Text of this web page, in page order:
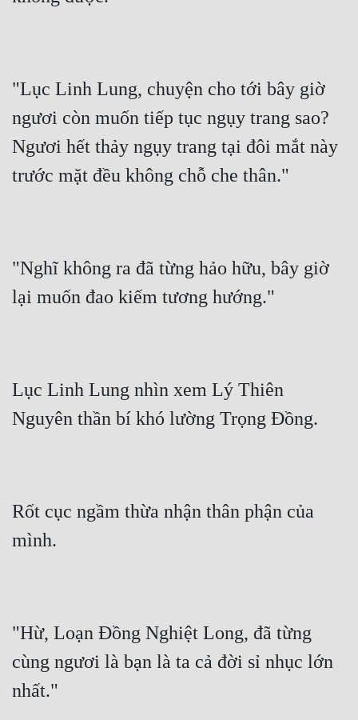
"Lục Linh Lung, chuyện cho tới bây giờ
ngươi còn muốn tiếp tục ngụy trang sao?
Ngươi hết thảy ngụy trang tại đôi mắt này
trước mặt đều không chỗ che thân."
"Nghĩ không ra đã từng hảo hữu, bây giờ
lại muốn đao kiếm tương hướng."
Lục Linh Lung nhìn xem Lý Thiên
Nguyên thần bí khó lường Trọng Đồng.
Rốt cục ngầm thừa nhận thân phận của
mình.
"Hừ, Loạn Đồng Nghiệt Long, đã từng
cùng ngươi là bạn là ta cả đời sỉ nhục lớn
nhất."